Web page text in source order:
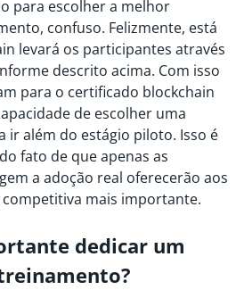
para escolher a melhor
confuso. Felizmente, está
levará os participantes através
descrito acima. Com isso
para o certificado blockchain
de escolher uma
ir além do estágio piloto. Isso é
fato de que apenas as
a adoção real oferecerão aos
mais importante.
dedicar um